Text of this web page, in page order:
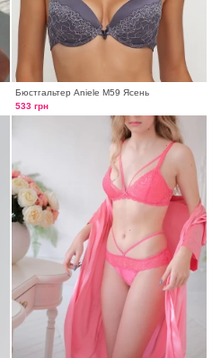
Бюстгальтер Aniele М59 Ясень
533 грн